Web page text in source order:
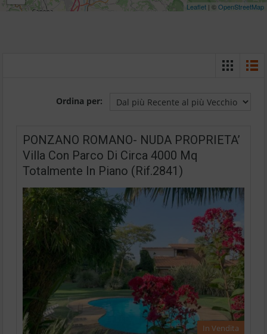
Leaflet | ©OpenStreetMap
Ordina per:
PONZANO ROMANO- NUDA PROPRIETA’
Villa Con Parco Di Circa 4000 Mq
Totalmente In Piano (Rif.2841)
In Vendita